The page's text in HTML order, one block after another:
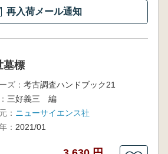
再入荷メール通知
墓標
ズ： 考古調査ハンドブック21
三好義三 編
： ニューサイエンス社
： 2021/01